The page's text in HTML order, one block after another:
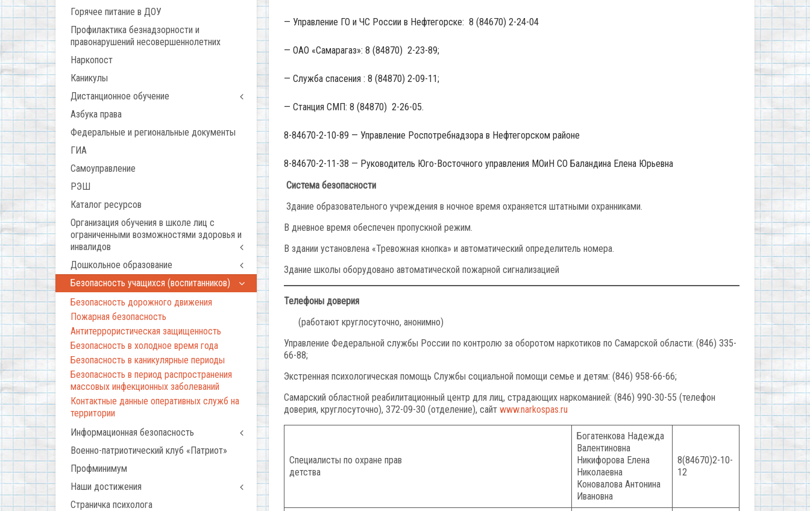
— Управление ГО и ЧС России в Нефтегорске: 8 (84670) 2-24-04
— ОАО «Самарагаз»: 8 (84870) 2-23-89;
— Служба спасения : 8 (84870) 2-09-11;
— Станция СМП: 8 (84870) 2-26-05.
8-84670-2-10-89 — Управление Роспотребнадзора в Нефтегорском районе
8-84670-2-11-38 — Руководитель Юго-Восточного управления МОиН СО Баландина Елена Юрьевна
Система безопасности
Здание образовательного учреждения в ночное время охраняется штатными охранниками.
В дневное время обеспечен пропускной режим.
В здании установлена «Тревожная кнопка» и автоматический определитель номера.
Здание школы оборудовано автоматической пожарной сигнализацией
Телефоны доверия
(работают круглосуточно, анонимно)
Управление Федеральной службы России по контролю за оборотом наркотиков по Самарской области: (846) 335-
66-88;
Экстренная психологическая помощь Службы социальной помощи семье и детям: (846) 958-66-66;
Самарский областной реабилитационный центр для лиц, страдающих наркоманией: (846) 990-30-55 (телефон
доверия, круглосуточно), 372-09-30 (отделение), сайт www.narkospas.ru
Специалисты по охране прав
детства
Богатенкова Надежда
Валентиновна
Никифорова Елена
Николаевна
Коновалова Антонина
Ивановна
8(84670)2-10-
12
Горячее питание в ДОУ
Профилактика безнадзорности и
правонарушений несовершеннолетних
Наркопост
Каникулы
Дистанционное обучение
Азбука права
Федеральные и региональные документы
ГИА
Самоуправление
РЭШ
Каталог ресурсов
Организация обучения в школе лиц с
ограниченными возможностями здоровья и
инвалидов
Дошкольное образование
Безопасность учащихся (воспитанников)
Безопасность дорожного движения
Пожарная безопасность
Антитеррористическая защищенность
Безопасность в холодное время года
Безопасность в каникулярные периоды
Безопасность в период распространения
массовых инфекционных заболеваний
Контактные данные оперативных служб на
территории
Информационная безопасность
Военно-патриотический клуб «Патриот»
Профминимум
Наши достижения
Страничка психолога